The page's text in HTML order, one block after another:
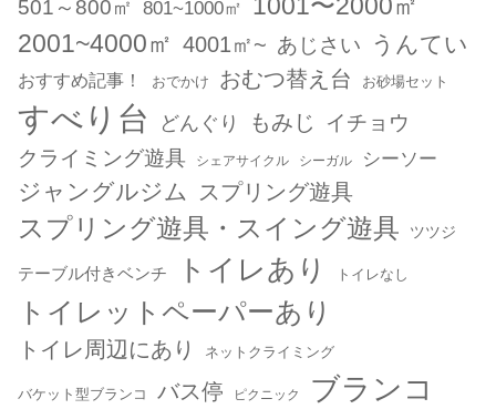
501～800㎡ 801~1000㎡
2001~4000㎡ 4001㎡~ あじさい うんてい
おすすめ記事！ おでかけ おむつ替え台 お砂場セット
すべり台 どんぐり もみじ
イチョウ
クライミング遊具
シェアサイクル シーガル シーソー
ジャングルジム スプリング遊具
スプリング遊具・スイング遊具 ツツジ
テーブル付きベンチ トイレあり トイレなし
トイレットペーパーあり
トイレ周辺にあり ネットクライミング
バケット型ブランコ バス停 ピクニック ブランコ